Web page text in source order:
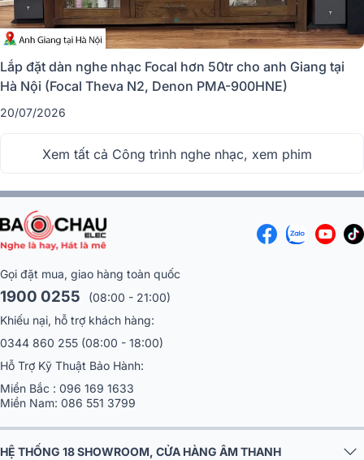
Dàn xem phim mang đến âm thanh, chất lượng tuyệt vời.
Dàn xem phim là gì?
trải nghiệm âm thanh và hình ảnh tuyệt vời, giống như một rạp chiếu
Dolby Atmos, hoặc DTS:X để tạo ra âm thanh sống động, bao trùm
cách chân thực và đầy cảm xúc.
Lắp đặt dàn nghe nhạc Focal hơn 50tr cho anh Giang tại
Hà Nội (Focal Theva N2, Denon PMA-900HNE)
20/07/2026
Xem tất cả Công trình nghe nhạc, xem phim
Gọi đặt mua, giao hàng toàn quốc
1900 0255
(08:00 - 21:00)
Khiếu nại, hỗ trợ khách hàng:
0344 860 255 (08:00 - 18:00)
Hỗ Trợ Kỹ Thuật Bảo Hành:
Miền Bắc : 096 169 1633
Miền Nam: 086 551 3799
HỆ THỐNG 18 SHOWROOM, CỬA HÀNG ÂM THANH